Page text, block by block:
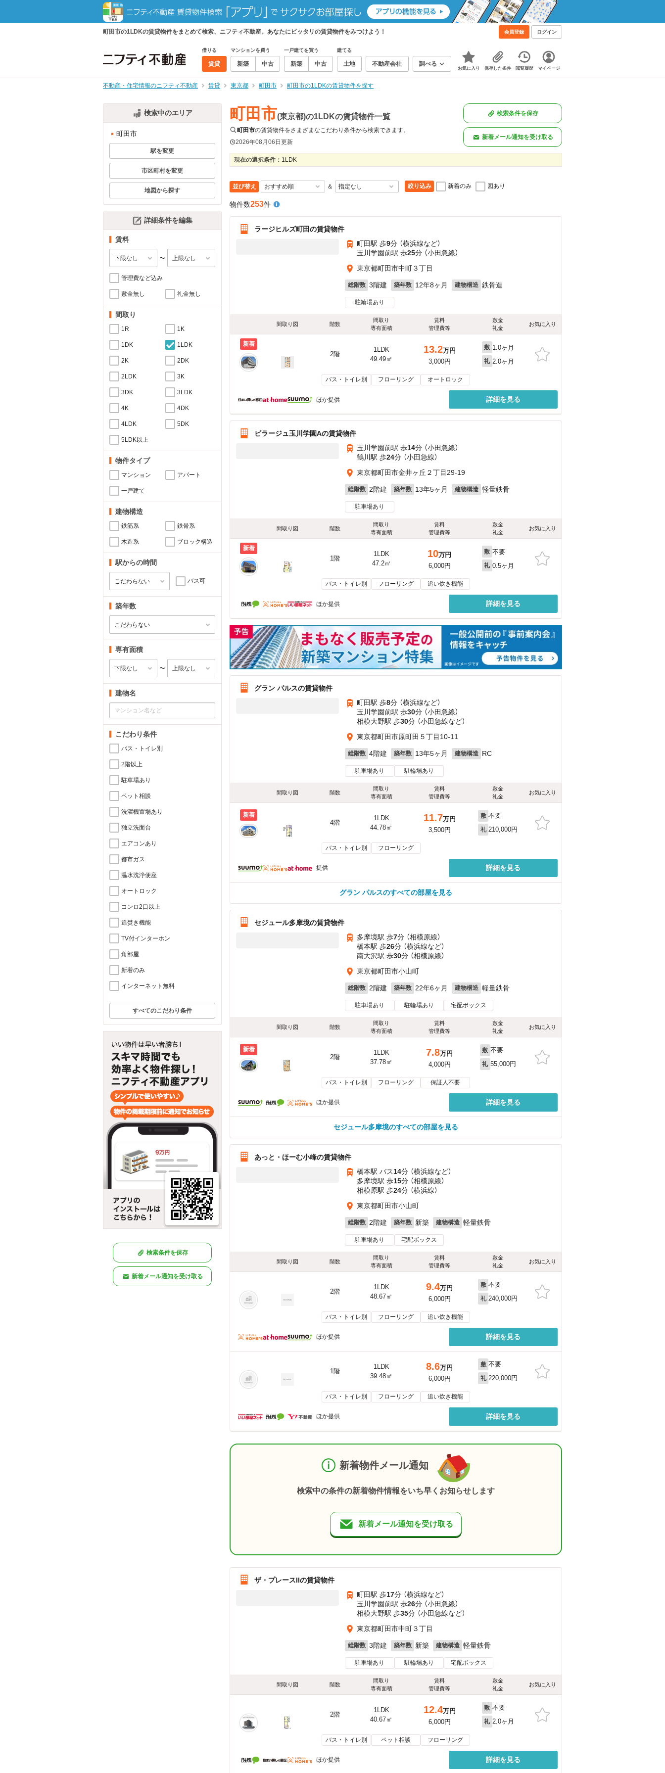
町田市の1LDKの賃貸物件をまとめて検索、ニフティ不動産。あなたにピッタリの賃貸物件をみつけよう！ 会員登録 ログイン
借りる
賃貸
マンションを買う
新築 中古
一戸建てを買う
新築 中古
建てる
土地 不動産会社 調べる
お気に入り 保存した条件 閲覧履歴 マイページ
不動産・住宅情報のニフティ不動産 賃貸 東京都 町田市 町田市の1LDKの賃貸物件を探す
検索中のエリア
町田市
駅を変更
市区町村を変更
地図から探す
詳細条件を編集
賃料
〜
管理費など込み
敷金無し 礼金無し
間取り
1R 1K
1DK 1LDK
2K 2DK
2LDK 3K
3DK 3LDK
4K 4DK
4LDK 5DK
5LDK以上
物件タイプ
マンション アパート
一戸建て
建物構造
鉄筋系 鉄骨系
木造系 ブロック構造
駅からの時間
バス可
築年数
専有面積
〜
建物名
こだわり条件
バス・トイレ別
2階以上
駐車場あり
ペット相談
洗濯機置場あり
独立洗面台
エアコンあり
都市ガス
温水洗浄便座
オートロック
コンロ2口以上
追焚き機能
TV付インターホン
角部屋
新着のみ
インターネット無料
すべてのこだわり条件
検索条件を保存
新着メール通知を受け取る
町田市(東京都)の1LDKの賃貸物件一覧
町田市の賃貸物件をさまざまなこだわり条件から検索できます。
2026年08月06日更新
検索条件を保存
新着メール通知を受け取る
現在の選択条件： 1LDK
並び替え ＆ 絞り込み 新着のみ 図あり
物件数253件
ラージヒルズ町田の賃貸物件
町田駅 歩9分 （横浜線など）
玉川学園前駅 歩25分 （小田急線）
東京都町田市中町３丁目
総階数 3階建 築年数 12年8ヶ月 建物構造 鉄骨造
駐輪場あり
間取り図 階数
間取り
専有面積
賃料
管理費等
敷金
礼金
お気に入り
新着
2階
1LDK
49.49㎡
13.2万円
3,000円
敷 1.0ヶ月
礼 2.0ヶ月
バス・トイレ別 フローリング オートロック
ほか提供 詳細を見る
ビラージュ玉川学園Aの賃貸物件
玉川学園前駅 歩14分 （小田急線）
鶴川駅 歩24分 （小田急線）
東京都町田市金井ヶ丘２丁目29-19
総階数 2階建 築年数 13年5ヶ月 建物構造 軽量鉄骨
駐車場あり
間取り図 階数
間取り
専有面積
賃料
管理費等
敷金
礼金
お気に入り
新着
1階
1LDK
47.2㎡
10万円
6,000円
敷 不要
礼 0.5ヶ月
バス・トイレ別 フローリング 追い炊き機能
ほか提供 詳細を見る
グラン パルスの賃貸物件
町田駅 歩8分 （横浜線など）
玉川学園前駅 歩30分 （小田急線）
相模大野駅 歩30分 （小田急線など）
東京都町田市原町田５丁目10-11
総階数 4階建 築年数 13年5ヶ月 建物構造 RC
駐車場あり 駐輪場あり
間取り図 階数
間取り
専有面積
賃料
管理費等
敷金
礼金
お気に入り
新着
4階
1LDK
44.78㎡
11.7万円
3,500円
敷 不要
礼 210,000円
バス・トイレ別 フローリング
提供 詳細を見る
グラン パルスのすべての部屋を見る
セジュール多摩境の賃貸物件
多摩境駅 歩7分 （相模原線）
橋本駅 歩26分 （横浜線など）
南大沢駅 歩30分 （相模原線）
東京都町田市小山町
総階数 2階建 築年数 22年6ヶ月 建物構造 軽量鉄骨
駐車場あり 駐輪場あり 宅配ボックス
間取り図 階数
間取り
専有面積
賃料
管理費等
敷金
礼金
お気に入り
新着
2階
1LDK
37.78㎡
7.8万円
4,000円
敷 不要
礼 55,000円
バス・トイレ別 フローリング 保証人不要
ほか提供 詳細を見る
セジュール多摩境のすべての部屋を見る
あっと・ほーむ小峰の賃貸物件
橋本駅 バス14分 （横浜線など）
多摩境駅 歩15分 （相模原線）
相模原駅 歩24分 （横浜線）
東京都町田市小山町
総階数 2階建 築年数 新築 建物構造 軽量鉄骨
駐車場あり 宅配ボックス
間取り図 階数
間取り
専有面積
賃料
管理費等
敷金
礼金
お気に入り
2階
1LDK
48.67㎡
9.4万円
6,000円
敷 不要
礼 240,000円
バス・トイレ別 フローリング 追い炊き機能
ほか提供 詳細を見る
1階
1LDK
39.48㎡
8.6万円
6,000円
敷 不要
礼 220,000円
バス・トイレ別 フローリング 追い炊き機能
ほか提供 詳細を見る
新着物件メール通知
検索中の条件の新着物件情報をいち早くお知らせします
新着メール通知を受け取る
ザ・プレースIIの賃貸物件
町田駅 歩17分 （横浜線など）
玉川学園前駅 歩26分 （小田急線）
相模大野駅 歩35分 （小田急線など）
東京都町田市中町３丁目
総階数 3階建 築年数 新築 建物構造 軽量鉄骨
駐車場あり 駐輪場あり 宅配ボックス
間取り図 階数
間取り
専有面積
賃料
管理費等
敷金
礼金
お気に入り
2階
1LDK
40.67㎡
12.4万円
6,000円
敷 不要
礼 2.0ヶ月
バス・トイレ別 ペット相談 フローリング
ほか提供 詳細を見る